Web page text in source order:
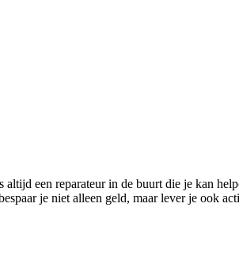
een reparateur in de buurt die je kan
je niet alleen geld, maar lever je ook